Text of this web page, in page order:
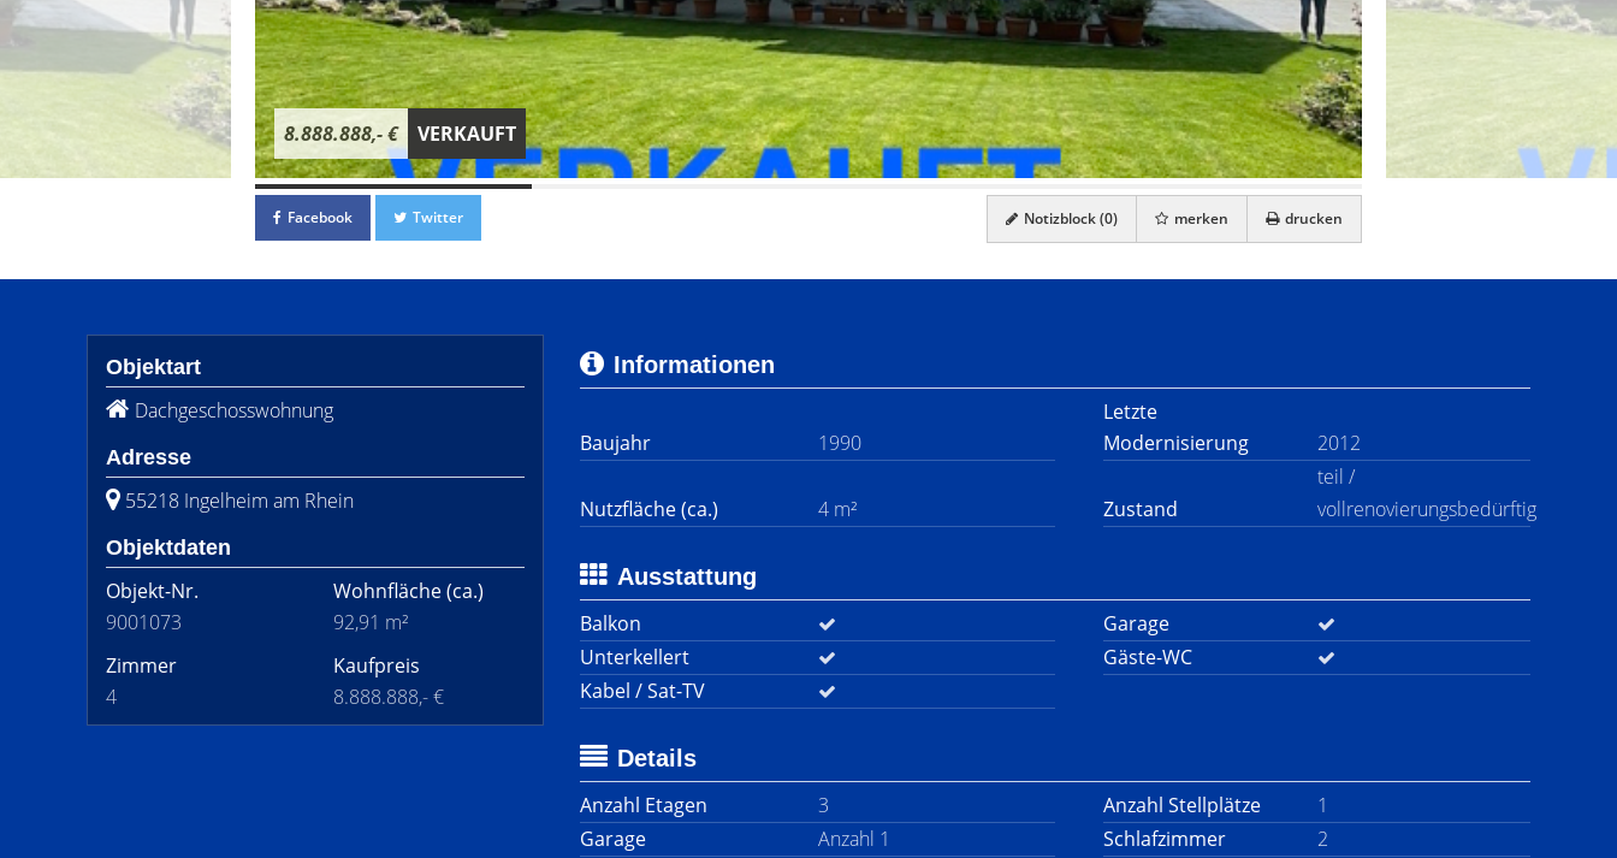
8.888.888,- € VERKAUFT
Facebook Twitter Notizblock (0) merken drucken
Objektart
Dachgeschosswohnung
Adresse
55218 Ingelheim am Rhein
Objektdaten
Objekt-Nr.
9001073
Wohnfläche(ca.)
92,91 m²
Zimmer
4
Kaufpreis
8.888.888,- €
Informationen
Baujahr 1990
Letzte
Modernisierung
2012
Nutzfläche (ca.) 4 m² Zustand
teil /
vollrenovierungsbedürftig
Ausstattung
Balkon
Garage
Unterkellert
Gäste-WC
Kabel / Sat-TV
Details
Anzahl Etagen
3 Anzahl Stellplätze
1
Garage
Anzahl 1 Schlafzimmer
2